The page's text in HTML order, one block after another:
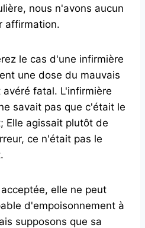
nous n'avons aucun
affirmation.
le cas d'une infirmière
une dose du mauvais
fatal. L'infirmière
savait pas que c'était le
Elle agissait plutôt de
ce n'était pas le
elle ne peut
d'empoisonnement à
supposons que sa